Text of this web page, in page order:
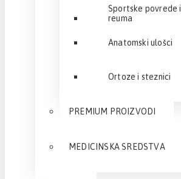
Sportske povrede i
reuma
Anatomski ulošci
Ortoze i steznici
PREMIUM PROIZVODI
MEDICINSKA SREDSTVA